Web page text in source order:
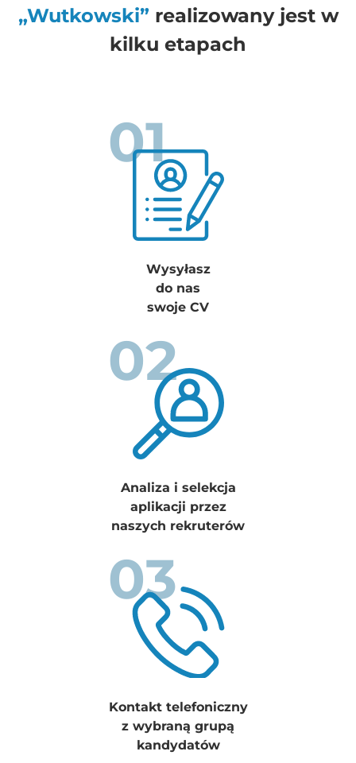
„Wutkowski”realizowany jest w
kilku etapach
Wysyłasz
do nas
swoje CV
01
Analiza i selekcja
aplikacji przez
naszych rekruterów
02
Kontakt telefoniczny
z wybraną grupą
kandydatów
03